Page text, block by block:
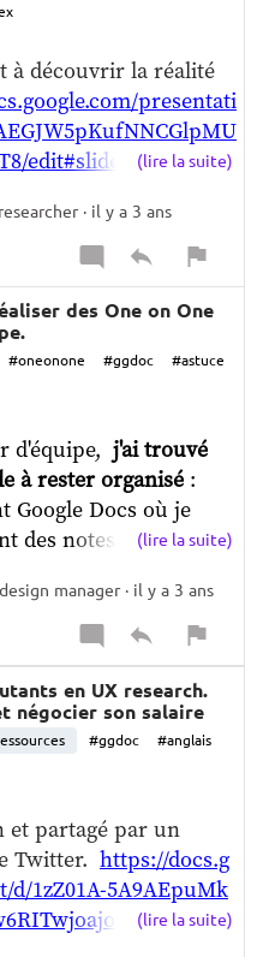
à découvrir la réalité
presentati
edit#slide=id.g2462e8
(lire la suite)
· il y a 3 ans
des One on One
#oneonone #ggdoc
#astuce
d'équipe, j'ai trouvé
à rester organisé :
Google Docs où je
des notes, et je les
permet d'écrire
passés ou des
la semaine. J'ai
individuelles
avec chaque
ce qui est différent
où ces
en particulier
directs. Pour moi,
demander comment
leur blockages et
(lire la suite)
manager · il y a 3 ans
en UX research.
négocier son salaire
#ggdoc
#anglais
partagé par un
Twitter. https://docs.g
d/1zZ01A-5A9AEpuMk
edit
(lire la suite)